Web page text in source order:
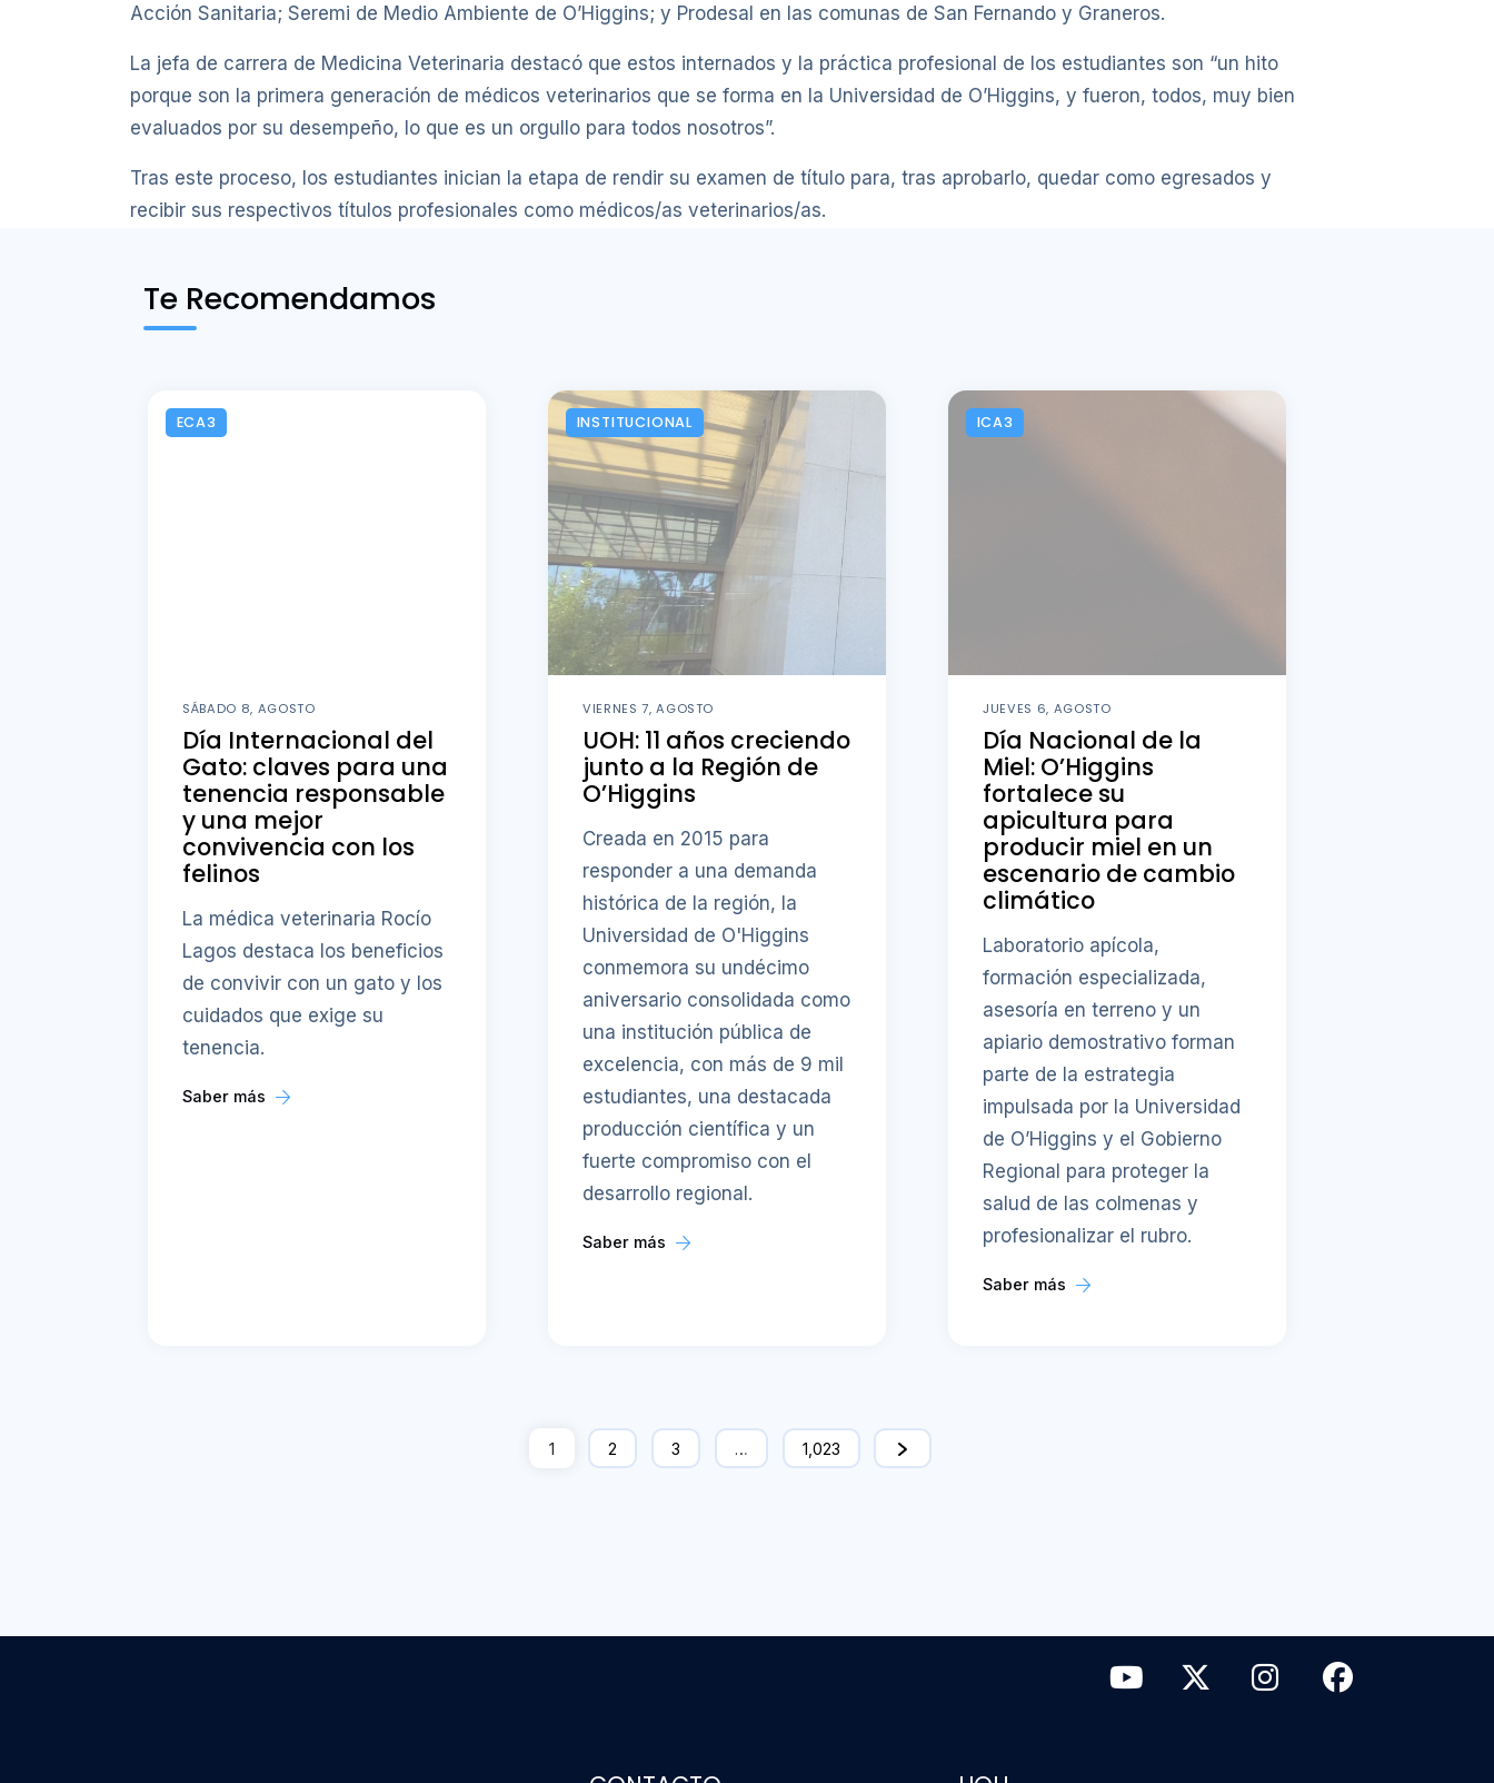
Acción Sanitaria; Seremi de Medio Ambiente de O’Higgins; y Prodesal en las comunas de San Fernando y Graneros.
La jefa de carrera de Medicina Veterinaria destacó que estos internados y la práctica profesional de los estudiantes son “un hito
porque son la primera generación de médicos veterinarios que se forma en la Universidad de O’Higgins, y fueron, todos, muy bien
evaluados por su desempeño, lo que es un orgullo para todos nosotros”.
Tras este proceso, los estudiantes inician la etapa de rendir su examen de título para, tras aprobarlo, quedar como egresados y
recibir sus respectivos títulos profesionales como médicos/as veterinarios/as.
Te Recomendamos
ECA3
SÁBADO 8, AGOSTO
Día Internacional del
Gato: claves para una
tenencia responsable
y una mejor
convivencia con los
felinos
La médica veterinaria Rocío
Lagos destaca los beneficios
de convivir con un gato y los
cuidados que exige su
tenencia.
Saber más
INSTITUCIONAL
VIERNES 7, AGOSTO
UOH: 11 años creciendo
junto a la Región de
O’Higgins
Creada en 2015 para
responder a una demanda
histórica de la región, la
Universidad de O'Higgins
conmemora su undécimo
aniversario consolidada como
una institución pública de
excelencia, con más de 9 mil
estudiantes, una destacada
producción científica y un
fuerte compromiso con el
desarrollo regional.
Saber más
ICA3
JUEVES 6, AGOSTO
Día Nacional de la
Miel: O’Higgins
fortalece su
apicultura para
producir miel en un
escenario de cambio
climático
Laboratorio apícola,
formación especializada,
asesoría en terreno y un
apiario demostrativo forman
parte de la estrategia
impulsada por la Universidad
de O’Higgins y el Gobierno
Regional para proteger la
salud de las colmenas y
profesionalizar el rubro.
Saber más
1 2 3 … 1,023